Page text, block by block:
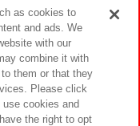
サイトポリシー
as cookies to
and ads. We
with our
combine it with
them or that they
Please click
cookies and
the right to opt